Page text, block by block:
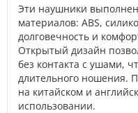
Эти наушники
материалов: ABS,
долговечность и
Открытый дизайн
без контакта с ушами,
длительного ношения.
на китайском и
использовании.